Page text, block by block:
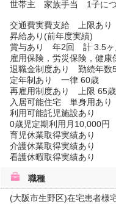
世帯主 家族手当 1子につ
交通費実費支給 上限あ
昇給あり(前年度実績)
賞与あり 年2回 計 3.5ヶ
雇用保険，労災保険，健康
退職金制度あり 勤続年数
定年制あり 一律 60歳
再雇用制度あり 上限 65
入居可能住宅 単身用あ
利用可能託児施設あり
0歳児定期利用月10,000
育児休業取得実績あり
介護休業取得実績あり
看護休暇取得実績あり
職種
(大阪市生野区)在宅患者様